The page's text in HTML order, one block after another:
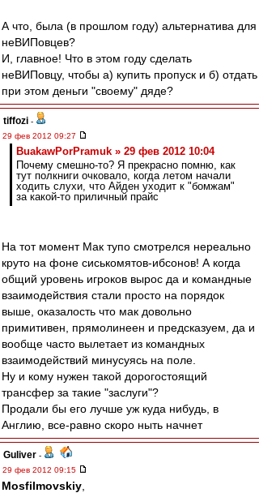
А что, была (в прошлом году) альтернатива для
неВИПовцев?
И, главное! Что в этом году сделать
неВИПовцу, чтобы а) купить пропуск и б) отдать
при этом деньги "своему" дяде?
tiffozi -
29 фев 2012 09:27
BuakawPorPramuk » 29 фев 2012 10:04
Почему смешно-то? Я прекрасно помню, как
тут полкниги очковало, когда летом начали
ходить слухи, что Айден уходит к "бомжам"
за какой-то приличный прайс
На тот момент Мак тупо смотрелся нереально
круто на фоне сиськомятов-ибсонов! А когда
общий уровень игроков вырос да и командные
взаимодействия стали просто на порядок
выше, оказалость что мак довольно
примитивен, прямолинеен и предсказуем, да и
вообще часто вылетает из командных
взаимодействий минусуясь на поле.
Ну и кому нужен такой дорогостоящий
трансфер за такие "заслуги"?
Продали бы его лучше уж куда нибудь, в
Англию, все-равно скоро ныть начнет
Guliver -
29 фев 2012 09:15
Mosfilmovskiy